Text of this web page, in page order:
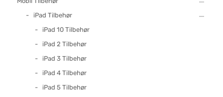
iPad Tilbehør
iPad 10 Tilbehør
iPad 2 Tilbehør
iPad 3 Tilbehør
iPad 4 Tilbehør
iPad 5 Tilbehør